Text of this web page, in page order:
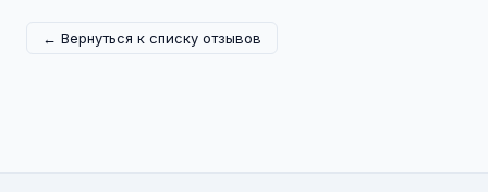
← Вернуться к списку отзывов